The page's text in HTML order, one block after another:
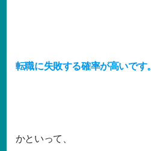
転職に失敗する確率が高いです。
かといって、